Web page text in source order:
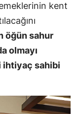
kent
öğün sahur
olmayı
ihtiyaç sahibi